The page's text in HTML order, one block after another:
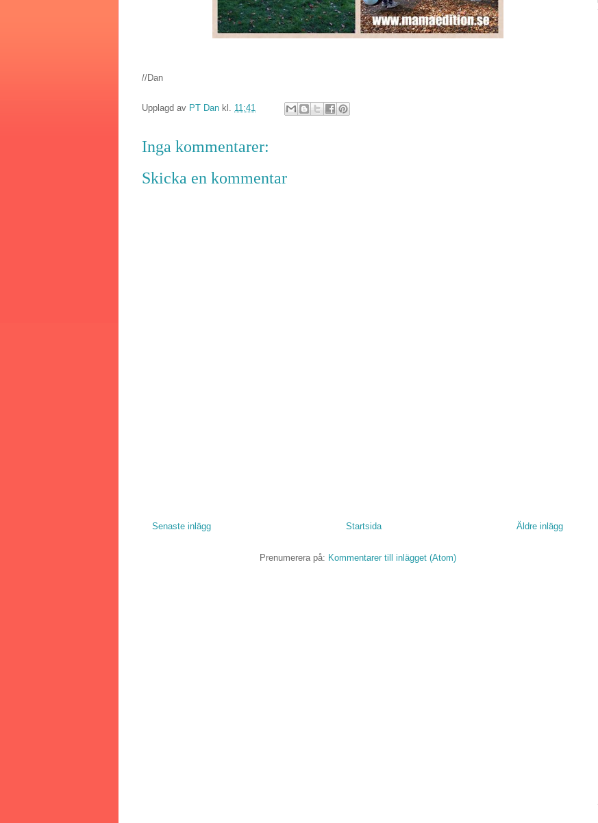
//Dan
Upplagd av PT Dan kl. 11:41
Inga kommentarer:
Skicka en kommentar
Senaste inlägg Äldre inlägg
Startsida
Prenumerera på: Kommentarer till inlägget (Atom)